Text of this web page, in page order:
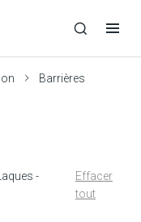
Barrières
Laques -
Effacer
tout